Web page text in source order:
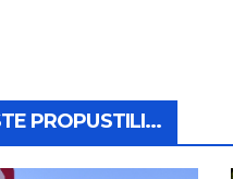
PROPUSTILI...